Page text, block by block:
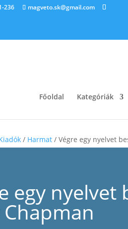
236 magveto.sk@gmail.com
Főoldal Kategóriák
/ Harmat / Végre egy nyelvet
egy nyelvet